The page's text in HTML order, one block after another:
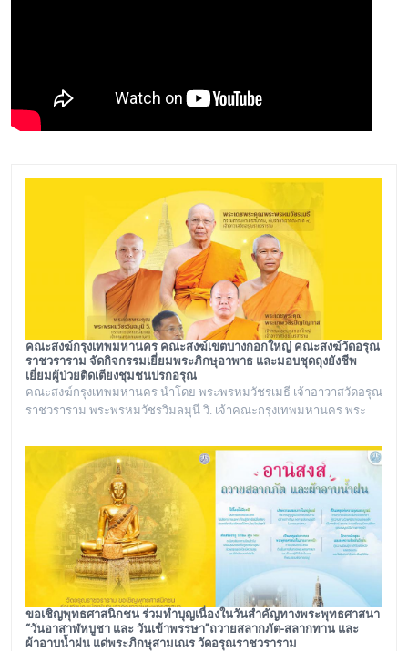
คณะสงฆ์กรุงเทพมหานคร คณะสงฆ์เขตบางกอกใหญ่ คณะสงฆ์วัดอรุณ
ราชวราราม จัดกิจกรรมเยี่ยมพระภิกษุอาพาธ และมอบชุดถุงยังชีพ
เยี่ยมผู้ป่วยติดเตียงชุมชนปรกอรุณ
คณะสงฆ์กรุงเทพมหานคร นำโดย พระพรหมวัชรเมธี เจ้าอาวาสวัดอรุณ
ราชวราราม พระพรหมวัชรวิมลมุนี วิ. เจ้าคณะกรุงเทพมหานคร พระ
และ พระราชวชิรรัตนาภรณ์ ดร. (ชุมพร นิติสาโร) เจ้าคณะแขวงวัด
อรุณ, รองวัดอรุณราชวราราม นายเกียรติวิสุทธิ์ เพ็ชรหมื่นไวย ผู้อำนวย
การเขตบางกอกใหญ่ จัดโครงการเยี่ยมพระภิกษุอาพาธในเขต
บางกอกใหญ่ และเยี่ยม/มอบถุงยัง
ขอเชิญพุทธศาสนิกชน ร่วมทำบุญเนื่องในวันสำคัญทางพระพุทธศาสนา
“วันอาสาฬหบูชา และ วันเข้าพรรษา”ถวายสลากภัต-สลากทาน และ
ผ้าอาบน้ำฝน แด่พระภิกษุสามเณร วัดอรุณราชวราราม